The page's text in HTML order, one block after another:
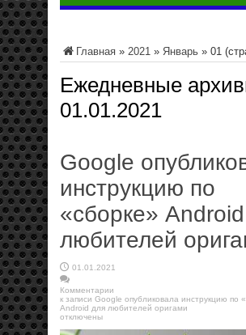
Главная » 2021 » Январь » 01
Ежедневные
01.01.2021
Google
инструкцию по
«сборке»
любителей
01.01.2021
Комментарии
к записи Google опубликовала инструкцию по
Android для любителей оригами
отключены